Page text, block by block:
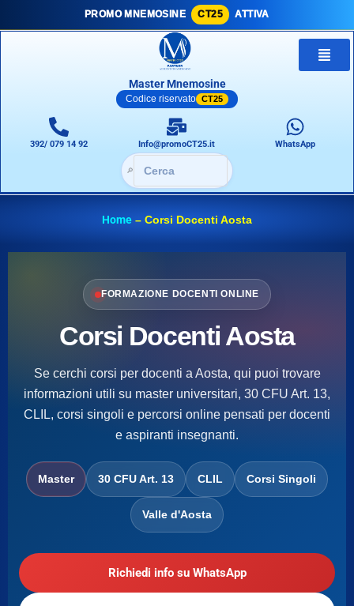
PROMO MNEMOSINE CT25 ATTIVA
Master Mnemosine
Codice riservato CT25
392/ 079 14 92 Info@promoCT25.it WhatsApp
🔎
Home – Corsi Docenti Aosta
FORMAZIONE DOCENTI ONLINE
Corsi Docenti Aosta
Se cerchi corsi per docenti a Aosta, qui puoi trovare
informazioni utili su master universitari, 30 CFU Art. 13,
CLIL, corsi singoli e percorsi online pensati per docenti
e aspiranti insegnanti.
Master 30 CFU Art. 13 CLIL Corsi Singoli
Valle d'Aosta
Richiedi info su WhatsApp